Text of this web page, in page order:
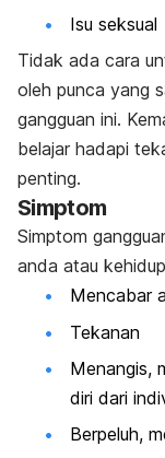
Isu seksual
Tidak ada cara
oleh punca yang
gangguan ini.
belajar hadapi
penting.
Simptom
Simptom
anda atau
Mencabar
Tekanan
Menangis,
diri dari
Berpeluh,